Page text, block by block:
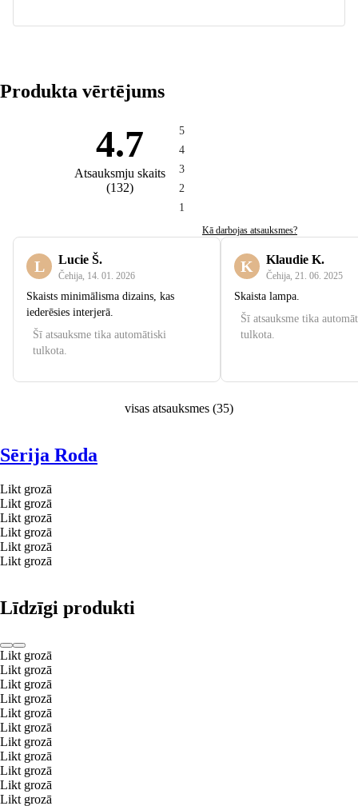
Produkta vērtējums
4.7
Atsauksmju skaits
(132)
5
4
3
2
1
Kā darbojas atsauksmes?
L Lucie Š.
Čehija 14. 01. 2026
Skaists minimālisma dizains, kas
iederēsies interjerā.
Šī atsauksme tika automātiski
tulkota.
K Klaudie K.
Čehija 21. 06. 2025
Skaista lampa.
Šī atsauksme tika
tulkota.
visas atsauksmes (35)
Sērija Roda
Likt grozā
Likt grozā
Likt grozā
Likt grozā
Likt grozā
Likt grozā
Līdzīgi produkti
Likt grozā
Likt grozā
Likt grozā
Likt grozā
Likt grozā
Likt grozā
Likt grozā
Likt grozā
Likt grozā
Likt grozā
Likt grozā